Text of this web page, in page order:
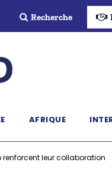
Recherche
AFRIQUE
leur collaboration